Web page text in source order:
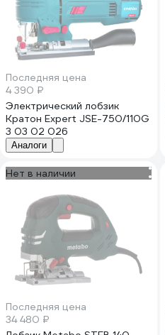
Последняя цена
4 390 ₽
Электрический лобзик
Кратон Expert JSE-750/110G
3 03 02 026
Аналоги
Нет в наличии
Последняя цена
34 480 ₽